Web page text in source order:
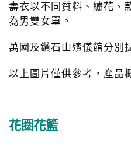
壽衣以不同質料、繡花、
為男雙女單。
萬國及鑽石山殯儀館分別
以上圖片僅供參考，產品
花圈花籃